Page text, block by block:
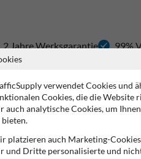
2 Jahre Werksgarantie 99%
von
Eingänge sicher und
Durch die feste Montage im
Zierkopf. Dadurch passt
verwendet Cookies und
Cookies, die die Website
auch analytische Cookies, um
bieten.
platzieren auch Marketing-
und Dritte personalisierte und